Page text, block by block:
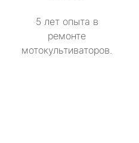
5 лет опыта в
ремонте
мотокультиваторов.